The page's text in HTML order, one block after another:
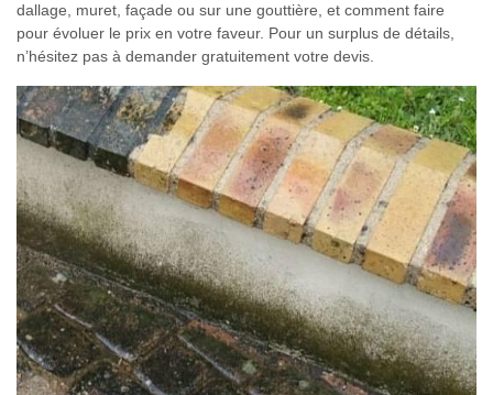
dallage, muret, façade ou sur une gouttière, et comment faire
pour évoluer le prix en votre faveur. Pour un surplus de détails,
n’hésitez pas à demander gratuitement votre devis.